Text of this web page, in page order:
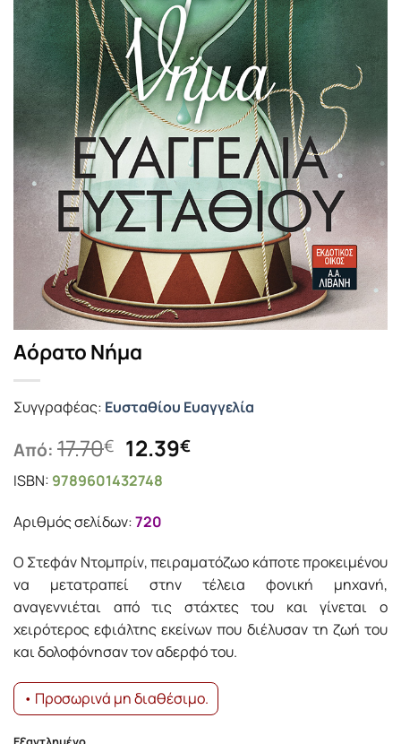
Αόρατο Νήμα
Συγγραφέας: Ευσταθίου Ευαγγελία
Από: 17.70€ Original
price
was:
17.70€.
12.39€Η
ISBN: 9789601432748
Αριθμός σελίδων:720
Ο Στεφάν Ντομπρίν, πειραματόζωο κάποτε προκειμένου
να μετατραπεί στην τέλεια φονική μηχανή,
αναγεννιέται από τις στάχτες του και γίνεται ο
χειρότερος εφιάλτης εκείνων που διέλυσαν τη ζωή του
και δολοφόνησαν τον αδερφό του.
• Προσωρινά μη διαθέσιμο.